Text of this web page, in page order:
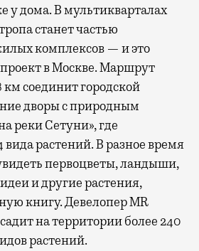
у дома. В мультикварталах
станет частью
комплексов — и это
в Москве. Маршрут
соединит городской
дворы с природным
реки Сетуни», где
вида растений. В разное время
первоцветы, ландыши,
и другие растения,
книгу. Девелопер MR
на территории более 240
растений.